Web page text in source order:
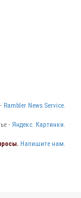
Rambler News Service.
- Яндекс. Картинки.
Напишите нам.